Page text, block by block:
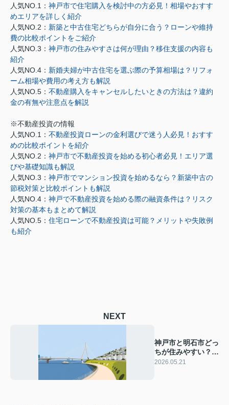
人気NO.1： 神戸市で住宅購入を検討中の方必見！相場やおすす
めエリアを詳しく紹介
人気NO.2： 新築と中古住宅どちらが自分に合う？ローンや維持
費の比較ポイントをご紹介
人気NO.3： 神戸市の住みやすさは何が理由？移住支援の内容も
紹介
人気NO.4： 新婚夫婦が中古住宅を選ぶ際の予算相場は？リフォ
ーム相場や費用の考え方も解説
人気NO.5： 不動産購入をキャンセルしたいときの方法は？違約
金の有無や注意点を解説
※不動産投資の情報
人気NO.1： 不動産投資ローンの金利選びで迷う人必見！おすす
めの比較ポイントを紹介
人気NO.2： 神戸市で不動産投資を始める初心者必見！エリア選
びや基礎知識も解説
人気NO.3： 神戸市でマンション投資を始めるなら？新築中古の
節税対策と比較ポイントも解説
人気NO.4： 神戸で不動産投資を始める際の融資条件は？リスク
対策の基本もまとめて解説
人気NO.5： 住宅ローンで不動産投資は可能？メリットや失敗例
も紹介
NEXT
神戸市と明石市どっ
ちが住みやすい？子
育て環境や支援治安
2026.05.21